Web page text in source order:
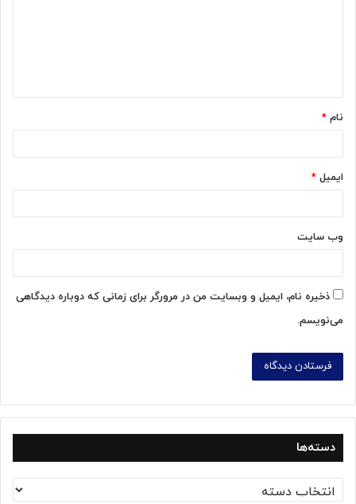
*
نام *
ایمیل *
وب‌ سایت
ذخیره نام، ایمیل و وبسایت من در مرورگر برای زمانی که دوباره دیدگاهی
می‌نویسم.
دسته‌ها